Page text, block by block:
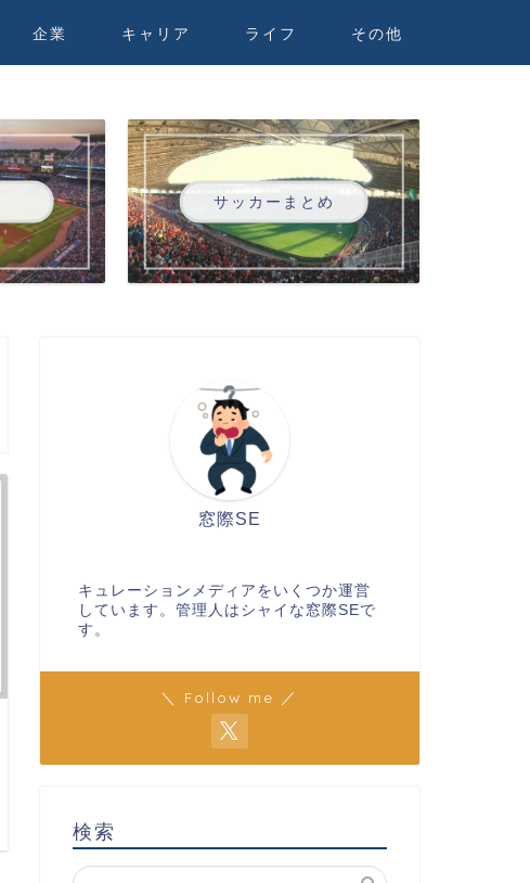
企業 キャリア ライフ その他
サッカーまとめ
窓際SE
キュレーションメディアをいくつか運営
しています。管理人はシャイな窓際SEで
す。
＼ Follow me ／
検索